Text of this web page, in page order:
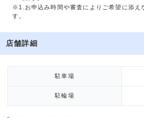
※1.お申込み時間や審査によりご希望に添え
す。
店舗詳細
駐車場
駐輪場